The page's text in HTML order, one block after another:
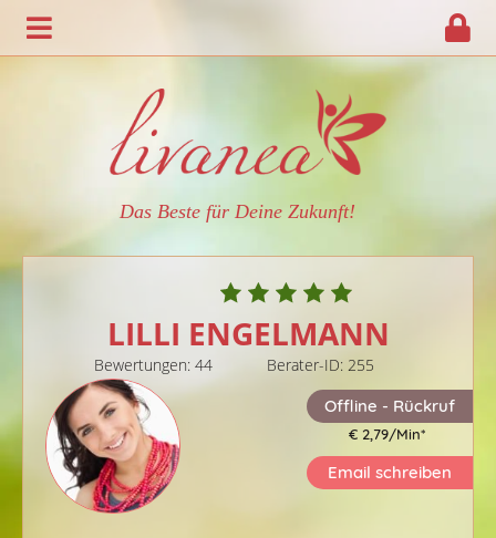
Das Beste für Deine Zukunft!
LILLI ENGELMANN
Bewertungen: 44
Berater-ID: 255
Offline - Rückruf
€ 2,79/Min*
Email schreiben